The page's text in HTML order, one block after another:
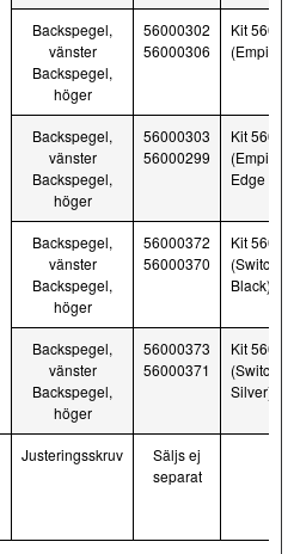
Backspegel,
vänster
Backspegel,
höger
56000302
56000306
Kit
(Empire,
Backspegel,
vänster
Backspegel,
höger
56000303
56000299
Kit
(Empire,
Edge
Backspegel,
vänster
Backspegel,
höger
56000372
56000370
Kit
Black)
Backspegel,
vänster
Backspegel,
höger
56000373
56000371
Kit
Silver)
Justeringsskruv
Säljs ej
separat